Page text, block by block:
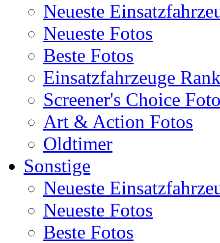
Neueste
Neueste Fotos
Beste Fotos
Einsatzfahrzeuge
Screener's Choice
Art & Action Fotos
Oldtimer
Sonstige
Neueste
Neueste Fotos
Beste Fotos